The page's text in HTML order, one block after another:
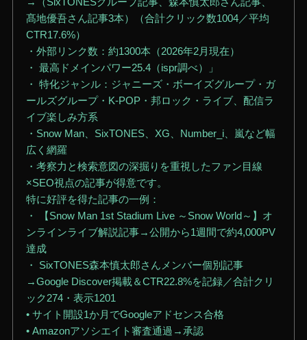
髙地優吾さん記事3本）（合計クリック数1004／平均
CTR17.6%）
・外部リンク数：約1300本（2026年2月現在）
・ 最高ドメインパワー25.4（ispr調べ）」
・ 特化ジャンル：ジャニーズ・ボーイズグループ・ガ
ールズグループ・K-POP・邦ロック・ライブ、配信ラ
イブ楽しみ方系
・Snow Man、SixTONES、XG、Number_i、嵐など幅
広く網羅
・考察力と検索意図の深掘りを重視したファン目線
×SEO視点の記事が得意です。
特に好評を得た記事の一例：
・ 【Snow Man 1st Stadium Live ～Snow World～】オ
ンラインライブ解説記事→公開から1週間で約4,000PV
達成
・ SixTONES森本慎太郎さんメンバー個別記事
→Google Discover掲載＆CTR22.8%を記録／合計クリ
ック274・表示1201
• サイト開設1か月でGoogleアドセンス合格
• Amazonアソシエイト審査通過→承認